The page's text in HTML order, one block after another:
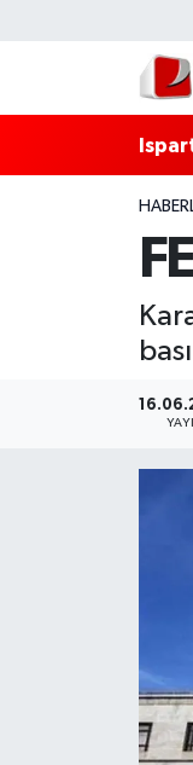
Isparta
Esnaf Diyor
BİLİM VE
EĞİTİM
KÜLTÜR
Isparta
Isparta
Isparta
Süper Lig
Tüm
Son Dakika